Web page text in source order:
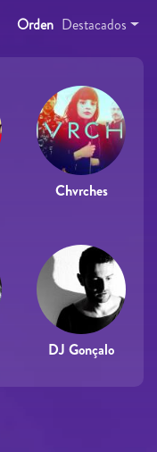
Orden Destacados
Chvrches
DJ Gonçalo